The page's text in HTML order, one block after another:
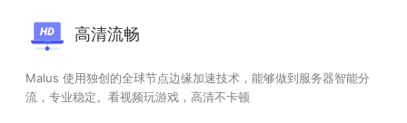
高清流畅
Malus 使用独创的全球节点边缘加速技术，能够做到服务器智能分
流，专业稳定。看视频玩游戏，高清不卡顿